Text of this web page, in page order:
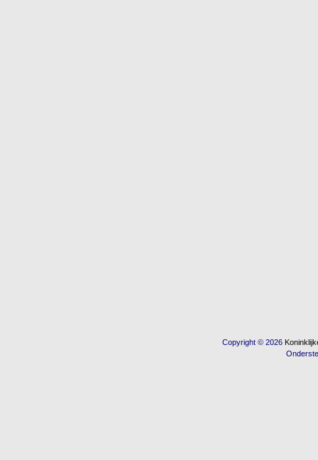
Copyright © 2026